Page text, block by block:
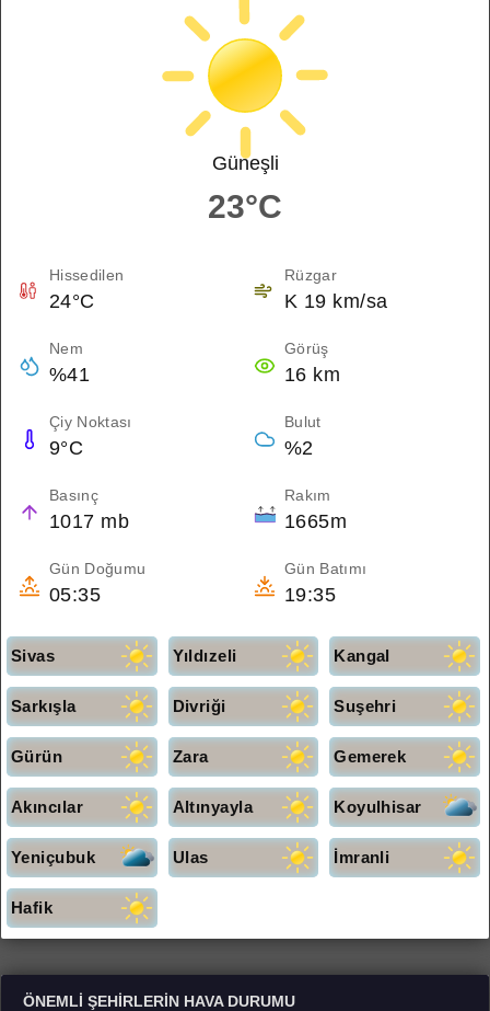
Güneşli
23°C
Hissedilen
24°C
Rüzgar
K 19 km/sa
Nem
%41
Görüş
16 km
Çiy Noktası
9°C
Bulut
%2
Basınç
1017 mb
Rakım
1665m
Gün Doğumu
05:35
Gün Batımı
19:35
Sivas Yıldızeli Kangal
Sarkışla Divriği Suşehri
Gürün Zara Gemerek
Akıncılar Altınyayla Koyulhisar
Yeniçubuk Ulas İmranli
Hafik
ÖNEMLI ŞEHIRLERIN HAVA DURUMU